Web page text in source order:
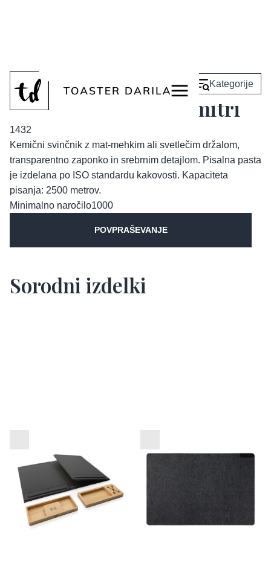
Nazaj Kategorije
Kemični svinčnik Dmitri
1432
Kemični svinčnik z mat-mehkim ali svetlečim držalom,
transparentno zaponko in srebrnim detajlom. Pisalna pasta
je izdelana po ISO standardu kakovosti. Kapaciteta
pisanja: 2500 metrov.
Minimalno naročilo1000
POVPRAŠEVANJE
Sorodni izdelki
pisalne mize Impact
VINGA